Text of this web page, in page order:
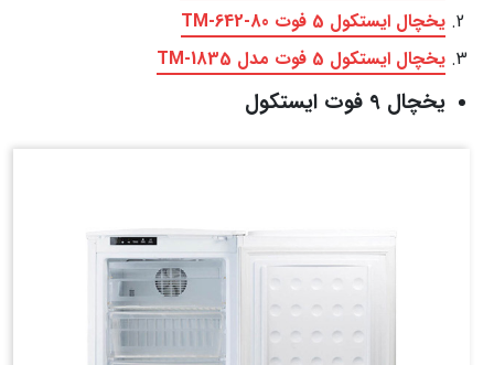
یخچال ایستکول 5 فوت TM-642-80
یخچال ایستکول 5 فوت مدل TM-1835
یخچال 9 فوت ایستکول